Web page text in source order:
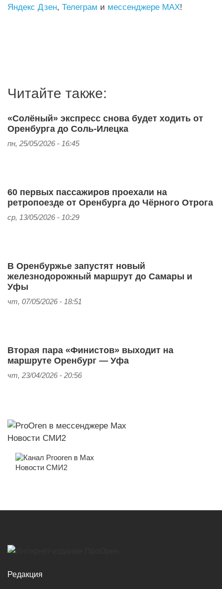
Яндекс Дзен, Телеграм и мессенджере MAX!
Читайте также:
«Солёный» экспресс снова будет ходить от
Оренбурга до Соль-Илецка
пн, 25/05/2026 - 16:45
60 первых пассажиров проехали на
ретропоезде от Оренбурга до Чёрного Отрога
ср, 13/05/2026 - 10:29
В Оренбуржье запустят новый
железнодорожный маршрут до Самары и
Уфы
чт, 07/05/2026 - 18:51
Вторая пара «Финистов» выходит на
маршруте Оренбург — Уфа
чт, 23/04/2026 - 20:56
Новости СМИ2
Новости СМИ2
Редакция